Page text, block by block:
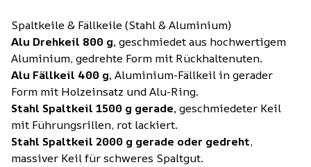
Spaltkeile & Fällkeile (Stahl & Aluminium)
Alu Drehkeil 800 g,geschmiedet aus hochwertigem
Aluminium, gedrehte Form mit Rückhaltenuten.
Alu Fällkeil 400 g,Aluminium-Fällkeil in gerader
Form mit Holzeinsatz und Alu-Ring.
Stahl Spaltkeil 1500 g gerade,geschmiedeter Keil
mit Führungsrillen, rot lackiert.
Stahl Spaltkeil 2000 g gerade oder gedreht,
massiver Keil für schweres Spaltgut.